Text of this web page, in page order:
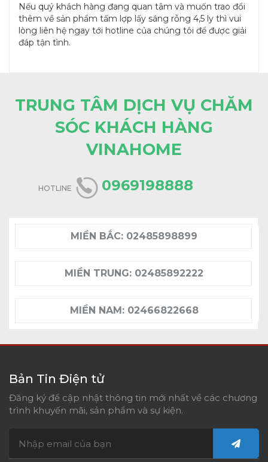
Nếu quý khách hàng đang quan tâm và muốn trao đổi
thêm về sản phẩm tấm lợp lấy sáng rỗng 4,5 ly thì vui
lòng liên hệ ngay tới hotline của chúng tôi để được giải
đáp tận tình.
TRUNG TÂM DỊCH VỤ CHĂM
SÓC KHÁCH HÀNG
VINAHOME
HOTLINE 0969198888
MIỀN BẮC: 02485898899
MIỀN TRUNG: 02485892222
MIỀN NAM: 02466822668
Bản Tin Điện tử
Đăng ký để cập nhật thông tin mới nhất về các chương
trình khuyến mãi, sản phẩm và sự kiện.